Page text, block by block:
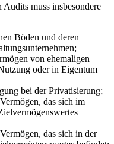
muss insbesondere
Böden und deren
von ehemaligen
oder in Eigentum
bei der Privatisierung;
das sich im
das sich in der